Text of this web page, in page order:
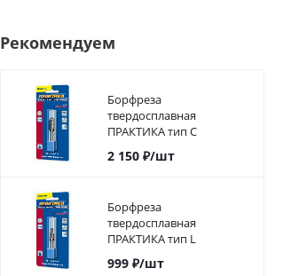
Рекомендуем
Борфреза
твердосплавная
ПРАКТИКА тип C
цилиндрическая с
закруглением,12 х 25 мм,
2 150₽/шт
Борфреза
твердосплавная
ПРАКТИКА тип L
коническая с
закруглением, 8 х 20 мм,
999₽/шт